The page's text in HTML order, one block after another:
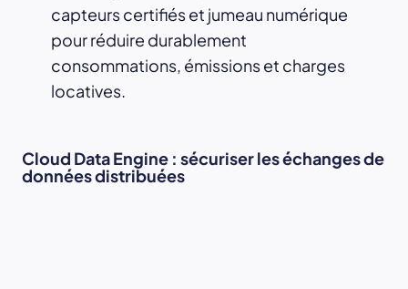
capteurs certifiés et jumeau numérique
pour réduire durablement
consommations, émissions et charges
locatives.
Cloud Data Engine : sécuriser les échanges de
données distribuées